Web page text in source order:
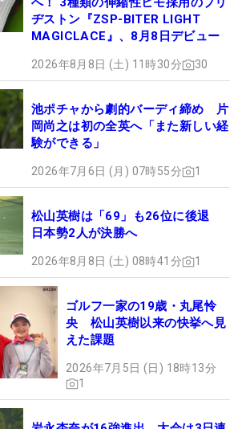
ヂストン『ZSP-BITER LIGHT
MAGICLACE』、8月8日デビュー
2026年8月8日 (土) 11時30分 30
池ポチャから劇的バーディ締め 片
岡尚之は初の全英へ「また新しい経
験ができる」
2026年7月6日 (月) 07時55分 1
松山英樹は「69」も26位に後退
日本勢2人が決勝へ
2026年8月8日 (土) 08時41分 1
ゴルフ一家の19歳・丸尾怜
央 松山英樹以来の快挙へ見
えた課題
2026年7月5日 (日) 18時13分
1